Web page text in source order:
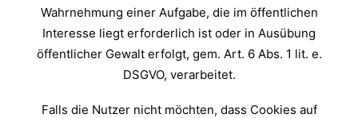
Wahrnehmung einer Aufgabe, die im öffentlichen
Interesse liegt erforderlich ist oder in Ausübung
öffentlicher Gewalt erfolgt, gem. Art. 6 Abs. 1 lit. e.
DSGVO, verarbeitet.
Falls die Nutzer nicht möchten, dass Cookies auf